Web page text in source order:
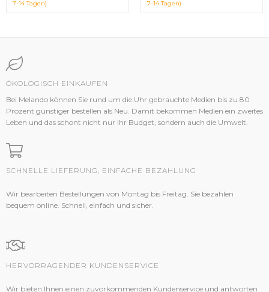
7-14 Tagen)
7-14 Tagen)
ÖKOLOGISCH EINKAUFEN
Bei Melando können Sie rund um die Uhr gebrauchte Medien bis zu 80
Prozent günstiger bestellen als Neu. Damit bekommen Medien ein zweites
Leben und das schont nicht nur Ihr Budget, sondern auch die Umwelt.
SCHNELLE LIEFERUNG, EINFACHE BEZAHLUNG
Wir bearbeiten Bestellungen von Montag bis Freitag. Sie bezahlen
bequem online. Schnell, einfach und sicher.
HERVORRAGENDER KUNDENSERVICE
Wir bieten Ihnen einen zuvorkommenden Kundenservice und antworten